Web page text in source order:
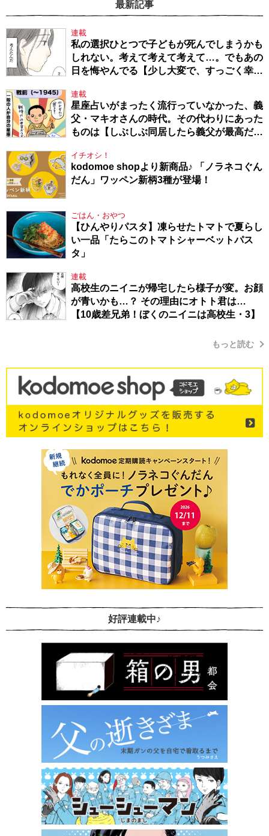
最新記事
連載
私の選択ひとつで子どもが死んでしまうかも
しれない。考えて考えて考えて…。でもあの
日を悔やんでる【少し大変で、すっごく幸せ
～・54】
連載
星座占いがまったく流行っていなかった、義
父・マキオさんの時代。その代わりにあった
ものは【しぶしぶ同居したら義父が最高だっ
イチオシ！
kodomoe shopより新商品♪ 「ノラネコぐん
だん」ワッペン新柄3種が登場！
ごはん・おやつ
【ひんやりパスタ】凍らせたトマトで夏らし
い一品「たらこのトマトシャーベットパス
タ」
連載
高校生のニイニが帰宅したら様子が変。お顔
が青いかも…？ その理由にオトト君は…
【10歳差兄弟！ぼくのニイニは高校生・3】
もっと読む
好評連載中♪